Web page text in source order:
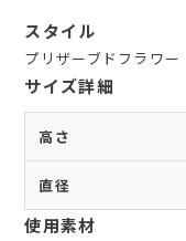
スタイル
プリザーブドフラワー
サイズ詳細
高さ
直径
使用素材